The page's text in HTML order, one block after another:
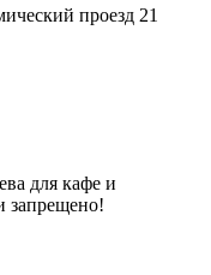
проезд 21
для кафе и
запрещено!